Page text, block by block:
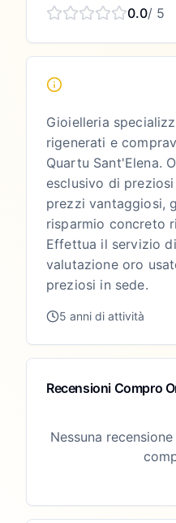
0.0/ 5
Gioielleria
rigenerati e
Quartu Sant'Elena.
esclusivo di
prezzi vantaggiosi,
risparmio concreto
Effettua il servizio
valutazione oro
preziosi in sede.
5 anni di attività
Recensioni Compro
Nessuna